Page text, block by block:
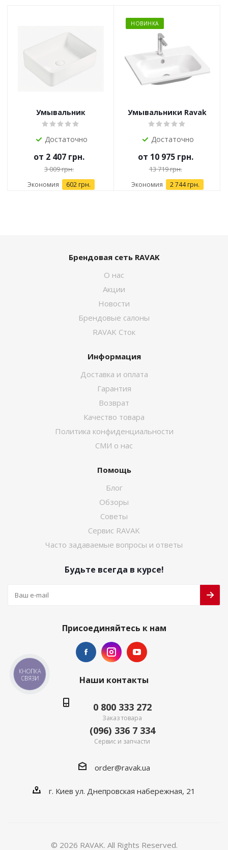
Умывальник
Керамический
Белый
Достаточно
от 2 407 грн.
3 009 грн.
Экономия 602 грн.
НОВИНКА
Умывальники Ravak
Chrome Slim
Достаточно
от 10 975 грн.
13 719 грн.
Экономия 2 744 грн.
Брендовая сеть RAVAK
О нас
Акции
Новости
Брендовые салоны
RAVAK Сток
Информация
Доставка и оплата
Гарантия
Возврат
Качество товара
Политика конфиденциальности
СМИ о нас
Помощь
Блог
Обзоры
Советы
Сервис RAVAK
Часто задаваемые вопросы и ответы
Будьте всегда в курсе!
Присоединяйтесь к нам
Наши контакты
0 800 333 272
Заказ товара
(096) 336 7 334
Сервис и запчасти
order@ravak.ua
г. Киев ул. Днепровская набережная, 21
© 2026 RAVAK. All Rights Reserved.
КНОПКА
СВЯЗИ